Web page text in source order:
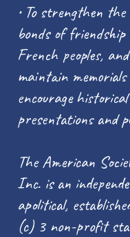
• To strengthen
bonds of
French peoples,
maintain
encourage
presentations and
The American
Inc. is an
apolitical,
(c) 3 non-profit